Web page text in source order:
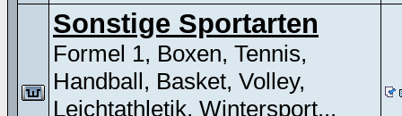
Sonstige Sportarten
Formel 1, Boxen, Tennis,
Handball, Basket, Volley,
Leichtathletik, Wintersport...